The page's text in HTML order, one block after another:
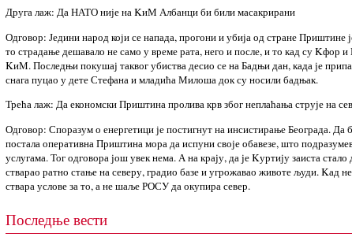
Друга лаж: Да НАТО није на KиМ Албанци би били масакрирани
Одговор: Једини народ који се напада, прогони и убија од стране
то страдање дешавало не само у време рата, него и после, и то кад су Kфор
KиМ. Последњи покушај таквог убиства десио се на Бадњи дан, када је
снага пуцао у дете Стефана и младића Милоша док су носили бадњак.
Трећа лаж: Да економски Приштина пролива крв због неплаћања струје на
Одговор: Споразум о енергетици је постигнут на инсистирање Београда. Да
постала оперативна Приштина мора да испуни своје обавезе, што
услугама. Тог одговора још увек нема. А на крају, да је Kуртију заиста
стварао ратно стање на северу, градио базе и угрожавао животе људи. Kад
ствара услове за то, а не шаље РОСУ да окупира север.
Последње вести